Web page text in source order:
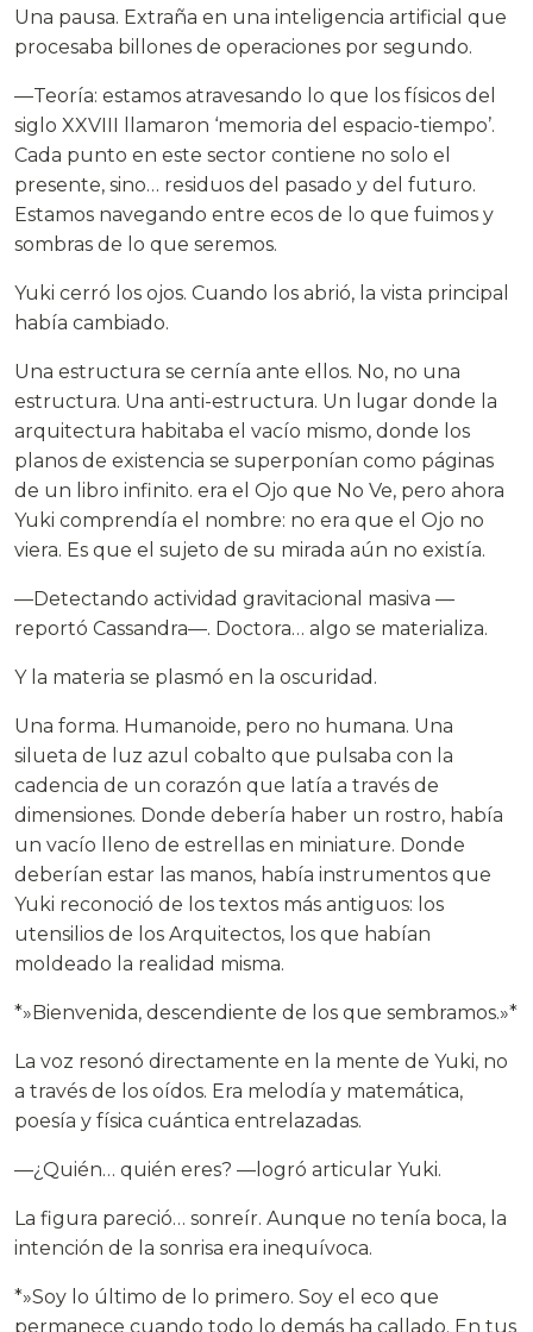
Una pausa. Extraña en una inteligencia artificial que
procesaba billones de operaciones por segundo.
—Teoría: estamos atravesando lo que los físicos del
siglo XXVIII llamaron ‘memoria del espacio-tiempo’.
Cada punto en este sector contiene no solo el
presente, sino… residuos del pasado y del futuro.
Estamos navegando entre ecos de lo que fuimos y
sombras de lo que seremos.
Yuki cerró los ojos. Cuando los abrió, la vista principal
había cambiado.
Una estructura se cernía ante ellos. No, no una
estructura. Una anti-estructura. Un lugar donde la
arquitectura habitaba el vacío mismo, donde los
planos de existencia se superponían como páginas
de un libro infinito. era el Ojo que No Ve, pero ahora
Yuki comprendía el nombre: no era que el Ojo no
viera. Es que el sujeto de su mirada aún no existía.
—Detectando actividad gravitacional masiva —
reportó Cassandra—. Doctora… algo se materializa.
Y la materia se plasmó en la oscuridad.
Una forma. Humanoide, pero no humana. Una
silueta de luz azul cobalto que pulsaba con la
cadencia de un corazón que latía a través de
dimensiones. Donde debería haber un rostro, había
un vacío lleno de estrellas en miniature. Donde
deberían estar las manos, había instrumentos que
Yuki reconoció de los textos más antiguos: los
utensilios de los Arquitectos, los que habían
moldeado la realidad misma.
*»Bienvenida, descendiente de los que sembramos.»*
La voz resonó directamente en la mente de Yuki, no
a través de los oídos. Era melodía y matemática,
poesía y física cuántica entrelazadas.
—¿Quién… quién eres? —logró articular Yuki.
La figura pareció… sonreír. Aunque no tenía boca, la
intención de la sonrisa era inequívoca.
*»Soy lo último de lo primero. Soy el eco que
permanece cuando todo lo demás ha callado. En tus